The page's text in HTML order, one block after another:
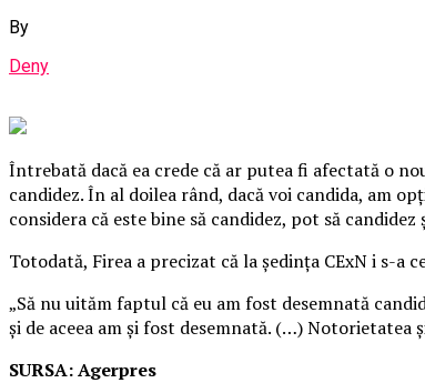
By
Deny
Întrebată dacă ea crede că ar putea fi afectată o
candidez. În al doilea rând, dacă voi candida, am
considera că este bine să candidez, pot să candidez
Totodată, Firea a precizat că la şedinţa CExN i s-a
„Să nu uităm faptul că eu am fost desemnată
şi de aceea am şi fost desemnată. (…)
SURSA: Agerpres